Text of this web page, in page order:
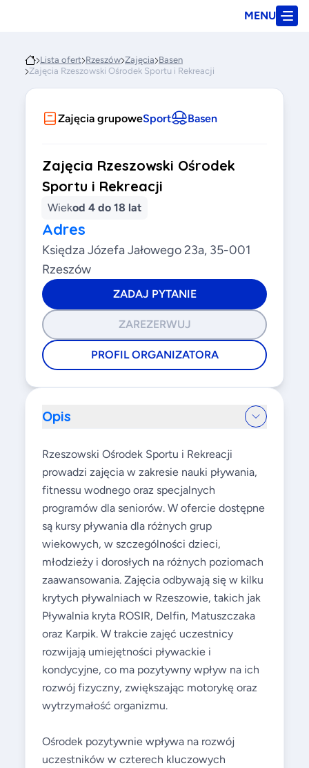
MENU
Lista ofert Rzeszów Zajęcia Basen
Zajęcia Rzeszowski Ośrodek Sportu i Rekreacji
Zajęcia grupoweSport Basen
Zajęcia Rzeszowski Ośrodek
Sportu i Rekreacji
Wiekod 4 do 18 lat
Adres
Księdza Józefa Jałowego 23a, 35-001
Rzeszów
ZADAJ PYTANIE
ZAREZERWUJ
PROFIL ORGANIZATORA
Opis
Rzeszowski Ośrodek Sportu i Rekreacji
prowadzi zajęcia w zakresie nauki pływania,
fitnessu wodnego oraz specjalnych
programów dla seniorów. W ofercie dostępne
są kursy pływania dla różnych grup
wiekowych, w szczególności dzieci,
młodzieży i dorosłych na różnych poziomach
zaawansowania. Zajęcia odbywają się w kilku
krytych pływalniach w Rzeszowie, takich jak
Pływalnia kryta ROSIR, Delfin, Matuszczaka
oraz Karpik. W trakcie zajęć uczestnicy
rozwijają umiejętności pływackie i
kondycyjne, co ma pozytywny wpływ na ich
rozwój fizyczny, zwiększając motorykę oraz
wytrzymałość organizmu.
Ośrodek pozytywnie wpływa na rozwój
uczestników w czterech kluczowych